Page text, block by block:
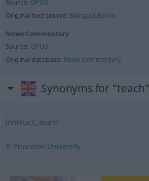
Source: OPUS
Original text source: Bilingual Books
News-Commentary
Source: OPUS
Original database: News Commentary
Synonyms for "teach"
instruct, learn
© Princeton University